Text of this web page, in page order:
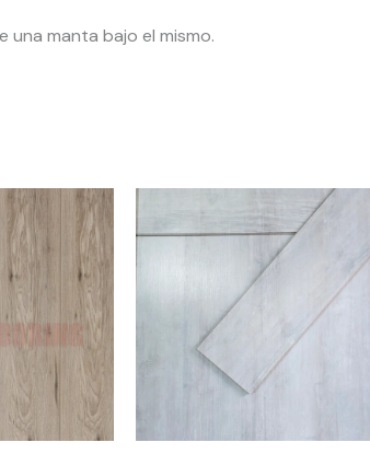
una manta bajo el mismo.